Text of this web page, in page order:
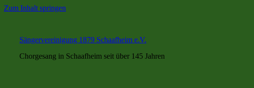
Zum Inhalt springen
Sängervereinigung 1879 Schaafheim e.V.
Chorgesang in Schaafheim seit über 145 Jahren